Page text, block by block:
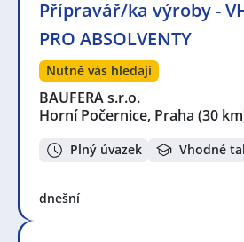
Přípravář/ka výroby -
PRO ABSOLVENTY
Nutně vás hledají
BAUFERA s.r.o.
Horní Počernice, Praha (30
Plný úvazek Vhodné
dnešní